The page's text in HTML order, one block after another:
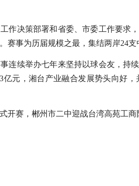
作决策部署和省委、市委工作要求
赛事为历届规模之最，集结两岸24
连续举办七年来坚持以球会友，持
亿元，湘台产业融合发展势头向好
开赛，郴州市二中迎战台湾高苑工